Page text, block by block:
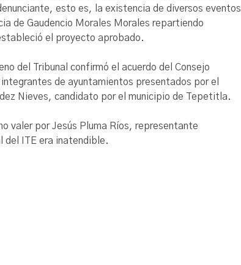
esto es, la existencia de diversos eventos
de Gaudencio Morales Morales repartiendo
el proyecto aprobado.
del Tribunal confirmó el acuerdo del Consejo
de ayuntamientos presentados por el
Nieves, candidato por el municipio de Tepetitla.
valer por Jesús Pluma Ríos, representante
del ITE era inatendible.